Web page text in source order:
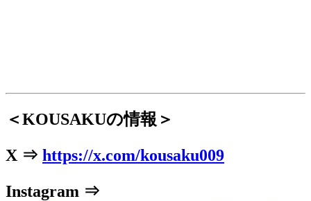
＜KOUSAKUの情報＞
X ⇒ https://x.com/kousaku009
Instagram ⇒